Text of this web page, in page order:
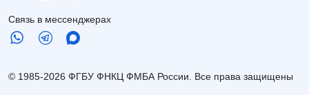
Связь в мессенджерах
© 1985-2026 ФГБУ ФНКЦ ФМБА России. Все права защищены